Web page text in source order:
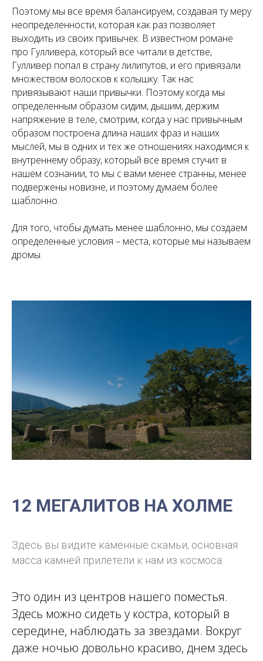
Поэтому мы все время балансируем, создавая ту меру
неопределенности, которая как раз позволяет
выходить из своих привычек. В известном романе
про Гулливера, который все читали в детстве,
Гулливер попал в страну лилипутов, и его привязали
множеством волосков к колышку. Так нас
привязывают наши привычки. Поэтому когда мы
определенным образом сидим, дышим, держим
напряжение в теле, смотрим, когда у нас привычным
образом построена длина наших фраз и наших
мыслей, мы в одних и тех же отношениях находимся к
внутреннему образу, который все время стучит в
нашем сознании, то мы с вами менее странны, менее
подвержены новизне, и поэтому думаем более
шаблонно.
Для того, чтобы думать менее шаблонно, мы создаем
определенные условия – места, которые мы называем
дромы.
12 МЕГАЛИТОВ НА ХОЛМЕ
Здесь вы видите каменные скамьи, основная
масса камней прилетели к нам из космоса.
Это один из центров нашего поместья.
Здесь можно сидеть у костра, который в
середине, наблюдать за звездами. Вокруг
даже ночью довольно красиво, днем здесь